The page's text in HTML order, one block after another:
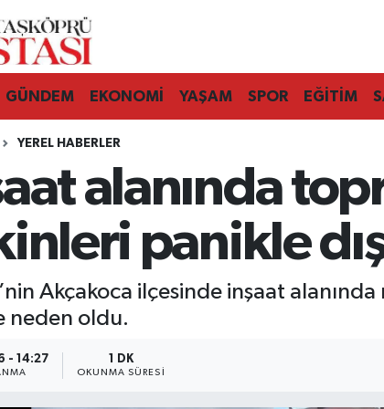
GÜNDEM EKONOMİ YAŞAM SPOR EĞİTİM
YEREL HABERLER
alanında
panikle
Akçakoca ilçesinde inşaat
neden oldu.
- 14:27 1 DK
OKUNMA SÜRESI
Edenler